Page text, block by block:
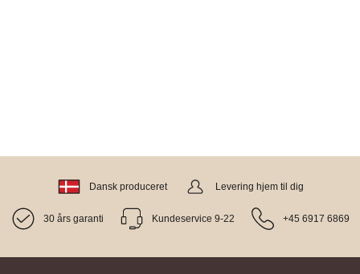
Dansk produceret Levering hjem til dig
30 års garanti Kundeservice 9-22 +45 6917 6869